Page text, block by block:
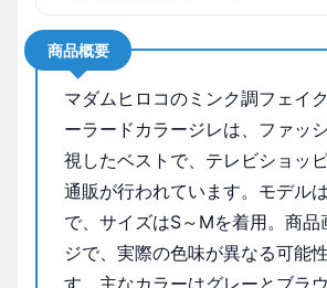
商品概要
マダムヒロコのミンク調フェイ
ーラードカラージレは、ファッ
視したベストで、テレビショッ
通販が行われています。モデル
で、サイズはS～Mを着用。商品
ジで、実際の色味が異なる可能